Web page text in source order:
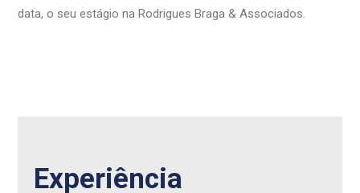
data, o seu estágio na Rodrigues Braga & Associados.
Experiência